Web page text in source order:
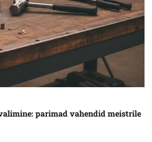
parimad vahendid meistrile